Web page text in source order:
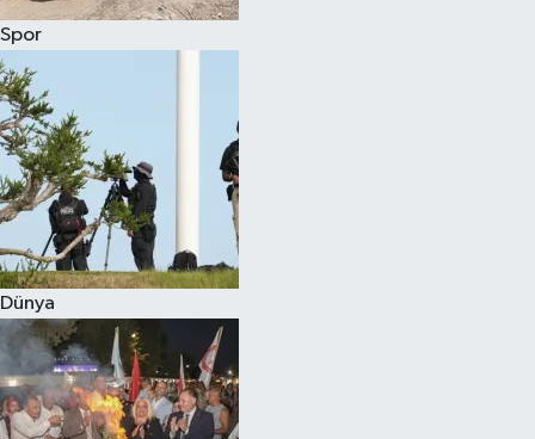
Spor
Dünya